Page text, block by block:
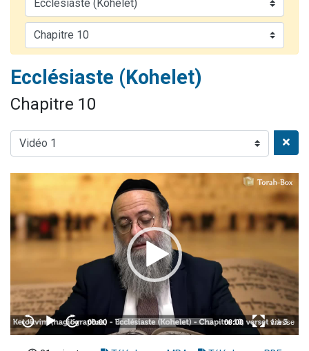
Il reste 49 places pour étudier en groupe sur Zoom
12 nouvelles musiques dans Torah-Box Music
Ecclésiaste (Kohelet)
Chapitre 10